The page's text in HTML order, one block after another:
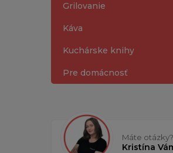
Grilovanie
Káva
Kuchárske knihy
Pre domácnosť
Máte otázky?
Kristína